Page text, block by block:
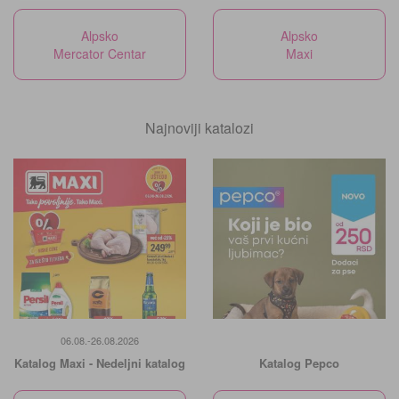
Alpsko
Mercator Centar
Alpsko
Maxi
Najnoviji katalozi
06.08.-26.08.2026
Katalog Maxi - Nedeljni katalog Katalog Pepco